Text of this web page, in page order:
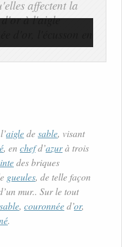
aigledesable, visant
, en chefd’azurà trois
des briques
gueules, de telle façon
mur.. Sur le tout
sable, couronnéed’or,
.